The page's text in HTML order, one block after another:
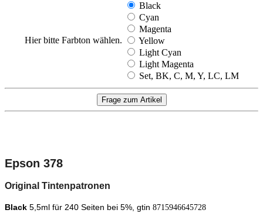
Hier bitte Farbton wählen.
Black
Cyan
Magenta
Yellow
Light Cyan
Light Magenta
Set, BK, C, M, Y, LC, LM
Epson 378
Original Tintenpatronen
Black 5,5ml für 240 Seiten bei 5%, gtin 8715946645728